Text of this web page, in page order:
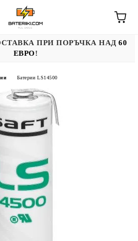
ПРИ ПОРЪЧКА НАД60
ЕВРО!
Батерии LS14500